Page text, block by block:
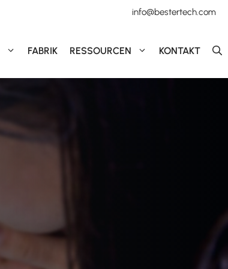
info@bestertech.com
FABRIK RESSOURCEN KONTAKT